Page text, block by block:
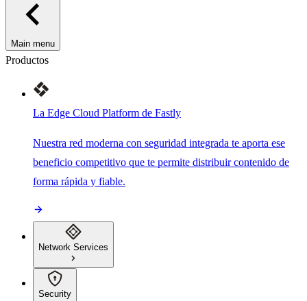
Main menu
Productos
La Edge Cloud Platform de Fastly
Nuestra red moderna con seguridad integrada te aporta ese
beneficio competitivo que te permite distribuir contenido de
forma rápida y fiable.
Network Services
Security